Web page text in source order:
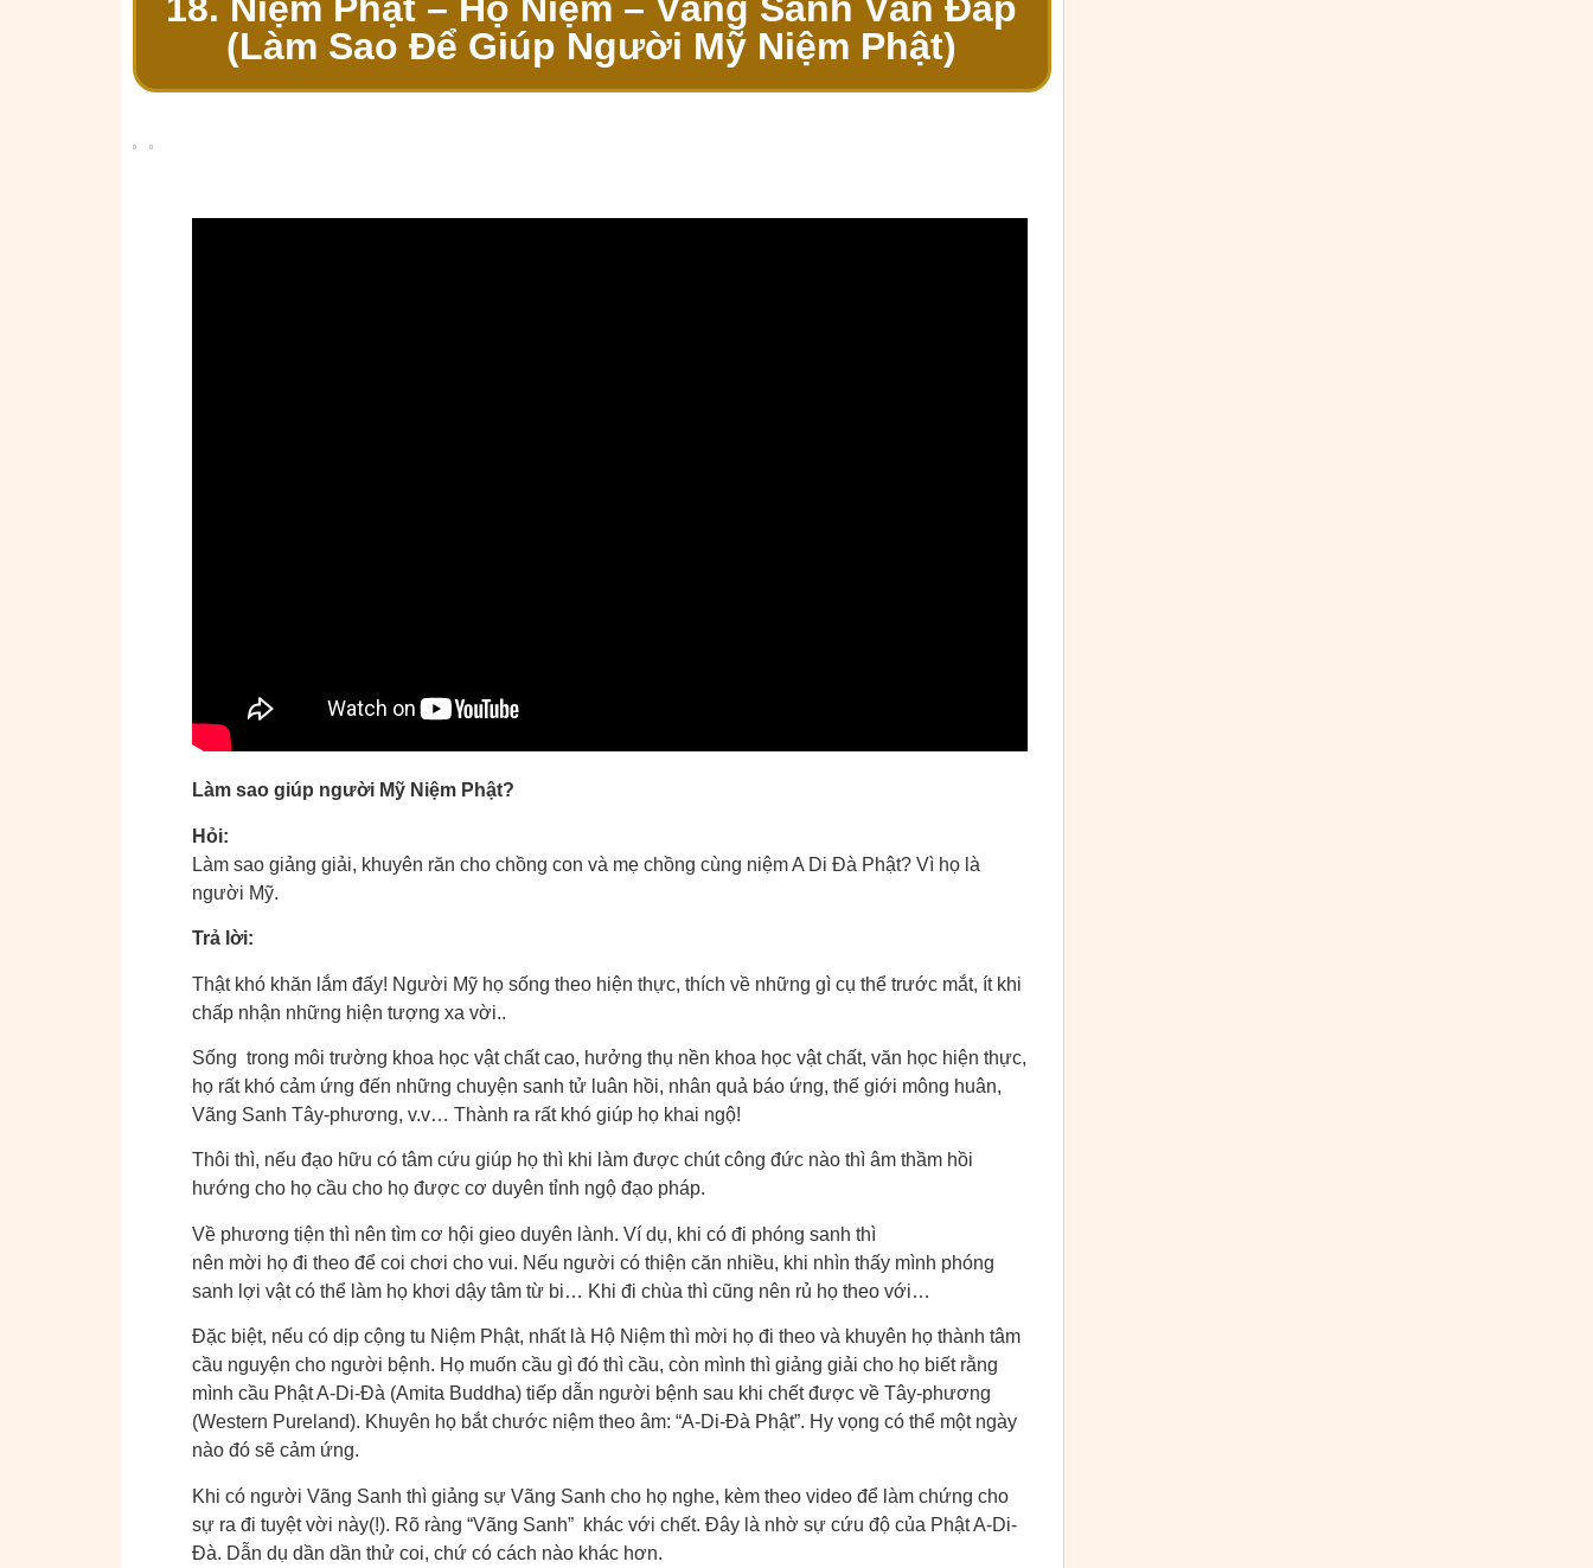
(Làm Sao Để Giúp Người Mỹ Niệm Phật)
Làm sao giúp người Mỹ Niệm Phật?
Hỏi:
Làm sao giảng giải, khuyên răn cho chồng con và mẹ chồng cùng niệm A Di Đà Phật? Vì họ là
người Mỹ.
Trả lời:
Thật khó khăn lắm đấy! Người Mỹ họ sống theo hiện thực, thích về những gì cụ thể trước mắt, ít khi
chấp nhận những hiện tượng xa vời..
Sống trong môi trường khoa học vật chất cao, hưởng thụ nền khoa học vật chất, văn học hiện thực,
họ rất khó cảm ứng đến những chuyện sanh tử luân hồi, nhân quả báo ứng, thế giới mông huân,
Vãng Sanh Tây-phương, v.v… Thành ra rất khó giúp họ khai ngộ!
Thôi thì, nếu đạo hữu có tâm cứu giúp họ thì khi làm được chút công đức nào thì âm thầm hồi
hướng cho họ cầu cho họ được cơ duyên tỉnh ngộ đạo pháp.
Về phương tiện thì nên tìm cơ hội gieo duyên lành. Ví dụ, khi có đi phóng sanh thì
nên mời họ đi theo để coi chơi cho vui. Nếu người có thiện căn nhiều, khi nhìn thấy mình phóng
sanh lợi vật có thể làm họ khơi dậy tâm từ bi… Khi đi chùa thì cũng nên rủ họ theo với…
Đặc biệt, nếu có dịp cộng tu Niệm Phật, nhất là Hộ Niệm thì mời họ đi theo và khuyên họ thành tâm
cầu nguyện cho người bệnh. Họ muốn cầu gì đó thì cầu, còn mình thì giảng giải cho họ biết rằng
mình cầu Phật A-Di-Đà (Amita Buddha) tiếp dẫn người bệnh sau khi chết được về Tây-phương
(Western Pureland). Khuyên họ bắt chước niệm theo âm: “A-Di-Đà Phật”. Hy vọng có thể một ngày
nào đó sẽ cảm ứng.
Khi có người Vãng Sanh thì giảng sự Vãng Sanh cho họ nghe, kèm theo video để làm chứng cho
sự ra đi tuyệt vời này(!). Rõ ràng “Vãng Sanh” khác với chết. Đây là nhờ sự cứu độ của Phật A-Di-
Đà. Dẫn dụ dần dần thử coi, chứ có cách nào khác hơn.